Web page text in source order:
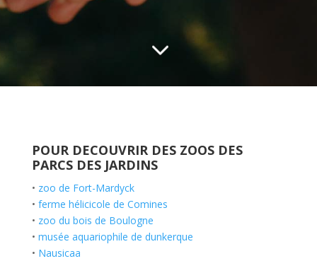
3
POUR DECOUVRIR DES ZOOS DES
PARCS DES JARDINS
• zoo de Fort-Mardyck
• ferme hélicicole de Comines
• zoo du bois de Boulogne
• musée aquariophile de dunkerque
• Nausicaa